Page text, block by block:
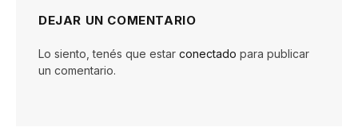
DEJAR UN COMENTARIO
Lo siento, tenés que estar conectado para publicar
un comentario.